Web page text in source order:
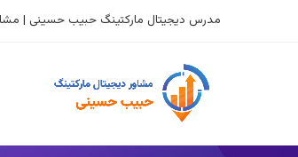
مدرس دیجیتال مارکتینگ حبیب حسینی |